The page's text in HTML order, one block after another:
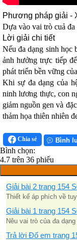
Phương pháp giải -
Dựa vào vai trò cuả đa
Lời giải chi tiết
Nếu đa dạng sinh học
ảnh hưởng trực tiếp
phát triển bền vững
Khi sự đa dạng của
ninh lương thực, con
giảm nguồn gen và
thảm họa thiên nhiên
Chia sẻ Bình
Bình chọn:
4.7 trên 36 phiếu
Giải bài 2 trang 154
Thiết kế áp phích về
Giải bài 1 trang 154
Nêu vai trò của đa
Trả lời Đố em trang